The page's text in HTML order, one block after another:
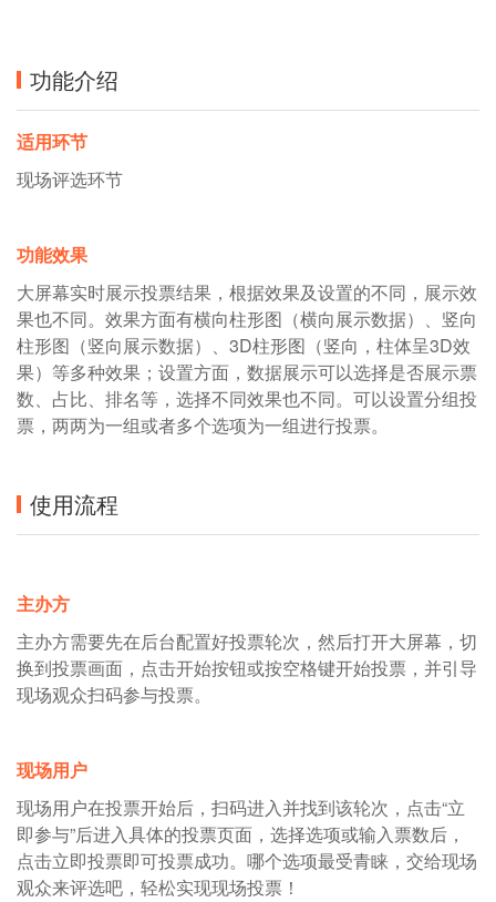
功能介绍
适用环节
现场评选环节
功能效果
大屏幕实时展示投票结果，根据效果及设置的不同，展示效
果也不同。效果方面有横向柱形图（横向展示数据）、竖向
柱形图（竖向展示数据）、3D柱形图（竖向，柱体呈3D效
果）等多种效果；设置方面，数据展示可以选择是否展示票
数、占比、排名等，选择不同效果也不同。可以设置分组投
票，两两为一组或者多个选项为一组进行投票。
使用流程
主办方
主办方需要先在后台配置好投票轮次，然后打开大屏幕，切
换到投票画面，点击开始按钮或按空格键开始投票，并引导
现场观众扫码参与投票。
现场用户
现场用户在投票开始后，扫码进入并找到该轮次，点击“立
即参与”后进入具体的投票页面，选择选项或输入票数后，
点击立即投票即可投票成功。哪个选项最受青睐，交给现场
观众来评选吧，轻松实现现场投票！